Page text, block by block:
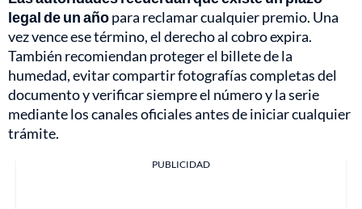
legal de un añopara reclamar cualquier premio. Una
vez vence ese término, el derecho al cobro expira.
También recomiendan proteger el billete de la
humedad, evitar compartir fotografías completas del
documento y verificar siempre el número y la serie
mediante los canales oficiales antes de iniciar cualquier
trámite.
PUBLICIDAD